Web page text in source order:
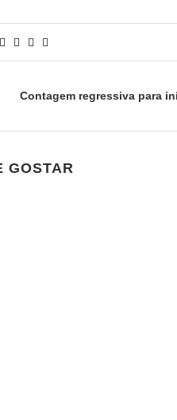
Contagem regressiva para
GOSTAR